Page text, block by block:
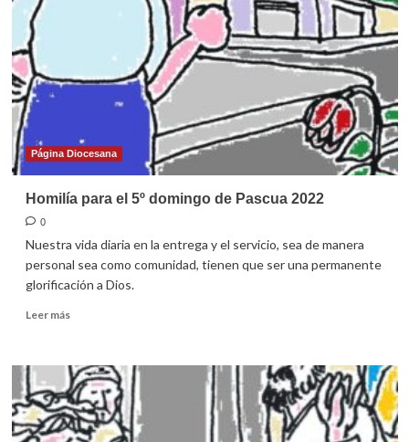
Página Diocesana
Homilía para el 5º domingo de Pascua 2022
0
Nuestra vida diaria en la entrega y el servicio, sea de manera
personal sea como comunidad, tienen que ser una permanente
glorificación a Dios.
Leer másLeer
Homilía
para
el
5º
domingo